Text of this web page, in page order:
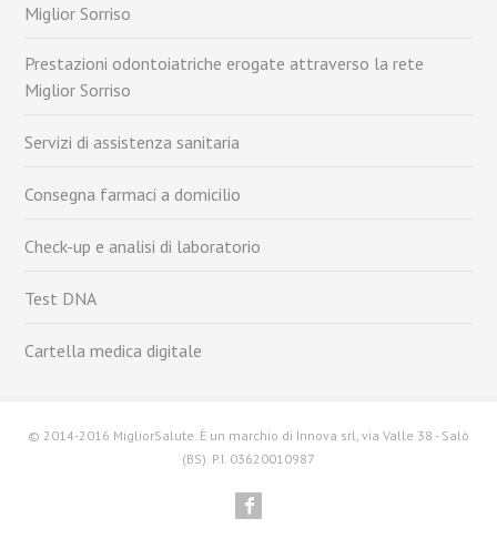
Miglior Sorriso
Prestazioni odontoiatriche erogate attraverso la rete
Miglior Sorriso
Servizi di assistenza sanitaria
Consegna farmaci a domicilio
Check-up e analisi di laboratorio
Test DNA
Cartella medica digitale
© 2014-2016 MigliorSalute. È un marchio di Innova srl, via Valle 38 - Salò
(BS). P.I. 03620010987